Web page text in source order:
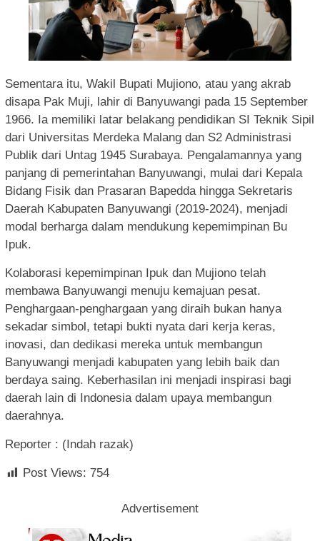
Sementara itu, Wakil Bupati Mujiono, atau yang akrab
disapa Pak Muji, lahir di Banyuwangi pada 15 September
1966. Ia memiliki latar belakang pendidikan SI Teknik Sipil
dari Universitas Merdeka Malang dan S2 Administrasi
Publik dari Untag 1945 Surabaya. Pengalamannya yang
panjang di pemerintahan Banyuwangi, mulai dari Kepala
Bidang Fisik dan Prasaran Bapedda hingga Sekretaris
Daerah Kabupaten Banyuwangi (2019-2024), menjadi
modal berharga dalam mendukung kepemimpinan Bu
Ipuk.
Kolaborasi kepemimpinan Ipuk dan Mujiono telah
membawa Banyuwangi menuju kemajuan pesat.
Penghargaan-penghargaan yang diraih bukan hanya
sekadar simbol, tetapi bukti nyata dari kerja keras,
inovasi, dan dedikasi mereka untuk membangun
Banyuwangi menjadi kabupaten yang lebih baik dan
berdaya saing. Keberhasilan ini menjadi inspirasi bagi
daerah lain di Indonesia dalam upaya membangun
daerahnya.
Reporter : (Indah razak)
Post Views: 754
Advertisement